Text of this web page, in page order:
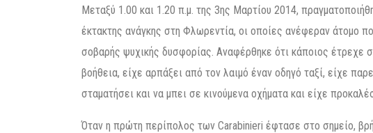
Μεταξύ 1.00 και 1.20 π.μ. της 3ης Μαρτίου 2014,
έκτακτης ανάγκης στη Φλωρεντία, οι οποίες ανέφεραν άτομο
σοβαρής ψυχικής δυσφορίας. Αναφέρθηκε ότι κάποιος έτρεχε
βοήθεια, είχε αρπάξει από τον λαιμό έναν οδηγό ταξί, είχε
σταματήσει και να μπει σε κινούμενα οχήματα και είχε
Όταν η πρώτη περίπολος των Carabinieri έφτασε στο σημείο,